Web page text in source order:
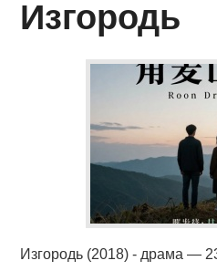
Изгородь
Изгородь (2018) - драма —